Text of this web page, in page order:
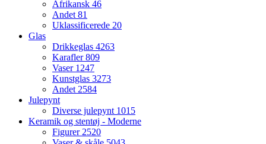
Afrikansk 46
Andet 81
Uklassificerede 20
Glas
Drikkeglas 4263
Karafler809
Vaser 1247
Kunstglas 3273
Andet 2584
Julepynt
Diverse julepynt 1015
Keramik og stentøj - Moderne
Figurer 2520